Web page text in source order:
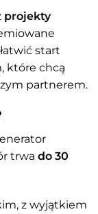
projekty
start
które chcą
partnerem.
trwa do 30
z wyjątkiem